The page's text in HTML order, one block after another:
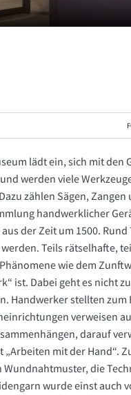
lädt ein, sich mit den
werden viele
zählen Sägen, Zangen
handwerklicher
der Zeit um 1500. Rund
Teils rätselhafte,
wie dem
ist. Dabei geht es nicht
Handwerker stellten zum
verweisen
darauf
mit der Hand“.
die
wurde einst auch